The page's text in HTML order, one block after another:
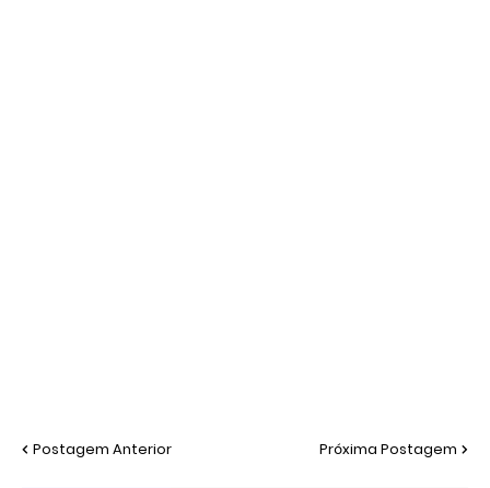
Postagem Anterior Próxima Postagem